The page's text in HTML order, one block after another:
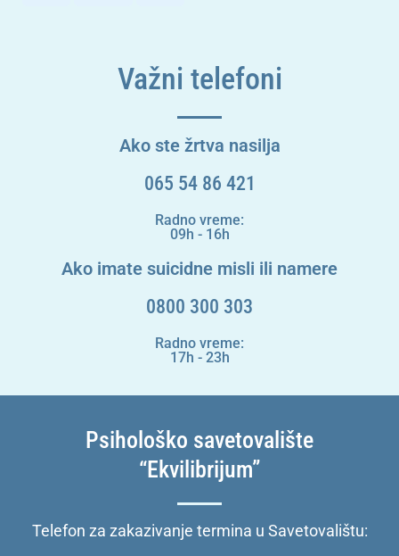
Važni telefoni
Ako ste žrtva nasilja
065 54 86 421
Radno vreme:
09h - 16h
Ako imate suicidne misli ili namere
0800 300 303
Radno vreme:
17h - 23h
Psihološko savetovalište
“Ekvilibrijum”
Telefon za zakazivanje termina u Savetovalištu: